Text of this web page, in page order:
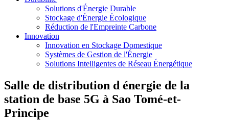
Solutions d'Énergie Durable
Stockage d'Énergie Écologique
Réduction de l'Empreinte Carbone
Innovation
Innovation en Stockage Domestique
Systèmes de Gestion de l'Énergie
Solutions Intelligentes de Réseau Énergétique
Salle de distribution d énergie de la
station de base 5G à Sao Tomé-et-
Principe